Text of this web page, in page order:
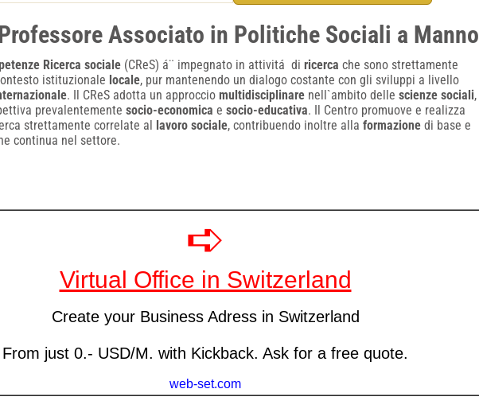
Associato in Politiche Sociali a Manno
Ricerca sociale(CReS) á¨ impegnato in attivitá di ricerca che sono strettamente
istituzionale locale, pur mantenendo un dialogo costante con gli sviluppi a livello
. Il CReS adotta un approccio multidisciplinarenell`ambito delle scienze sociali,
prevalentemente socio-economica e socio-educativa. Il Centro promuove e realizza
strettamente correlate al lavoro sociale, contribuendo inoltre alla formazionedi base e
continua nel settore.